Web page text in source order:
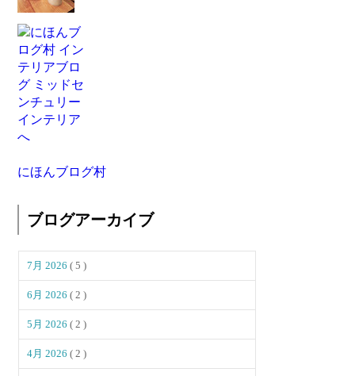
にほんブログ村
ブログアーカイブ
7月 2026( 5 )
6月 2026( 2 )
5月 2026( 2 )
4月 2026( 2 )